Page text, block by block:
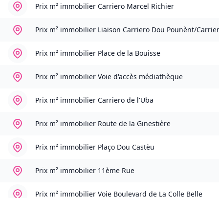
Prix m² immobilier Carriero Marcel Richier
Prix m² immobilier Liaison Carriero Dou Pounènt/
Prix m² immobilier Place de la Bouisse
Prix m² immobilier Voie d'accès médiathèque
Prix m² immobilier Carriero de l'Uba
Prix m² immobilier Route de la Ginestière
Prix m² immobilier Plaço Dou Castèu
Prix m² immobilier 11ème Rue
Prix m² immobilier Voie Boulevard de La Colle Belle